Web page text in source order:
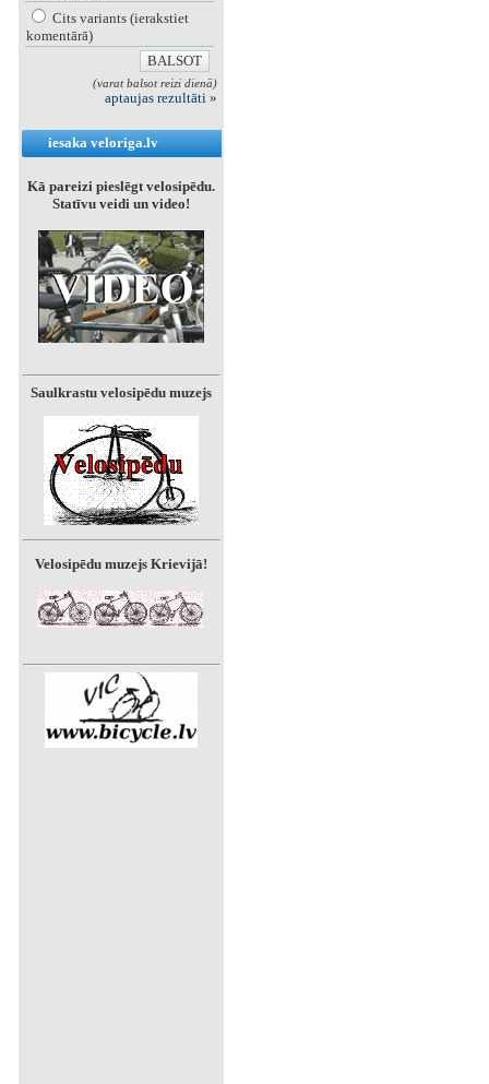
Cits variants (ierakstiet
komentārā)
(varat balsot reizi dienā)
aptaujas rezultāti »
iesaka veloriga.lv
Kā pareizi pieslēgt velosipēdu.
Statīvu veidi un video!
Saulkrastu velosipēdu muzejs
Velosipēdu muzejs Krievijā!